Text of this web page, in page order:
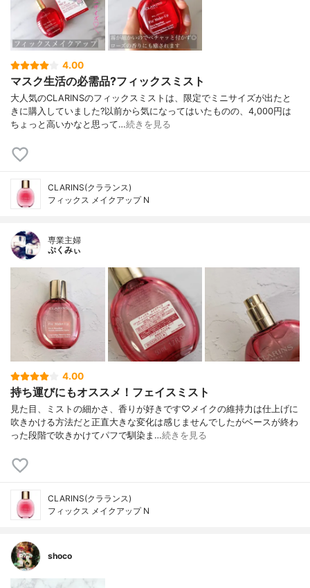
4.00
マスク生活の必需品?フィックスミスト
大人気のCLARINSのフィックスミストは、限定でミニサイズが出たと
きに購入していました?以前から気になってはいたものの、4,000円は
ちょっと高いかなと思って…続きを見る
CLARINS(クラランス)
フィックス メイクアップ N
専業主婦
ぷくみぃ
4.00
持ち運びにもオススメ！フェイスミスト
見た目、ミストの細かさ、香りが好きです♡メイクの維持力は仕上げに
吹きかける方法だと正直大きな変化は感じませんでしたがベースが終わ
った段階で吹きかけてパフで馴染ま…続きを見る
CLARINS(クラランス)
フィックス メイクアップ N
shoco